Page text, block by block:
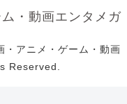
・動画エンタメガ
アニメ・ゲーム・動画
Reserved.